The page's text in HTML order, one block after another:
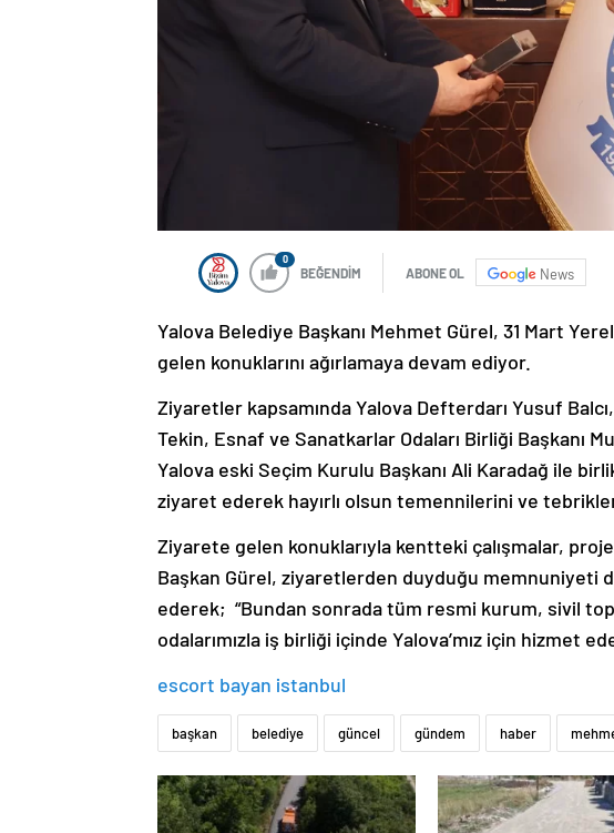
0
BEĞENDİM ABONE OL News
Yalova Belediye Başkanı Mehmet Gürel, 31 Mart
gelen konuklarını ağırlamaya devam ediyor.
Ziyaretler kapsamında Yalova Defterdarı Yusuf
Tekin, Esnaf ve Sanatkarlar Odaları Birliği Başkanı
Yalova eski Seçim Kurulu Başkanı Ali Karadağ ile
ziyaret ederek hayırlı olsun temennilerini ve
Ziyarete gelen konuklarıyla kentteki çalışmalar,
Başkan Gürel, ziyaretlerden duyduğu memnuniyeti
ederek; “Bundan sonrada tüm resmi kurum, sivil
odalarımızla iş birliği içinde Yalova’mız için hizmet
escort bayan istanbul
başkan belediye güncel gündem haber